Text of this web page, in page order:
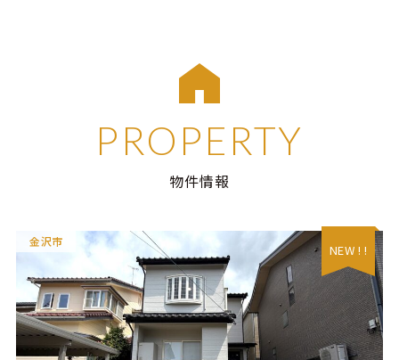
PROPERTY
物件情報
金沢市
NEW ! !